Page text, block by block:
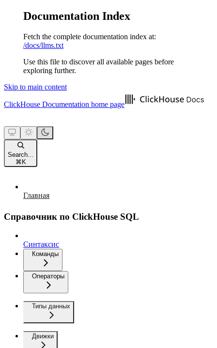
Documentation Index
Fetch the complete documentation index at:
/docs/llms.txt
Use this file to discover all available pages before
exploring further.
Skip to main content
ClickHouse Documentation home page
Search...
⌘ K
Главная
Справочник по ClickHouse SQL
Синтаксис
Команды
Операторы
Типы данных
Движки